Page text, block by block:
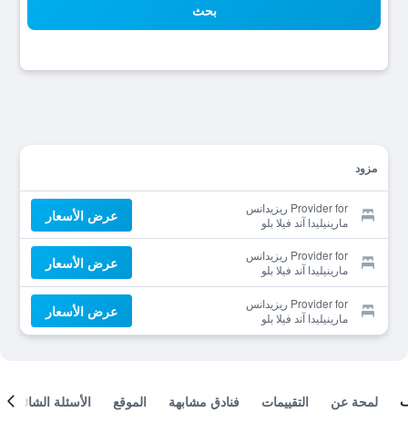
بحث
مزود
Provider for ريزيدانس
مارينيليدا آند فيلا بلو
عرض الأسعار
Provider for ريزيدانس
مارينيليدا آند فيلا بلو
عرض الأسعار
Provider for ريزيدانس
مارينيليدا آند فيلا بلو
عرض الأسعار
لمحة عن التقييمات فنادق مشابهة الموقع الأسئلة الشائعة